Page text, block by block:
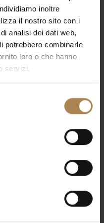
inoltre
il nostro sito con i
analisi dei dati web,
potrebbero combinarle
loro o che hanno
servizi.
Events
Search
Views
Search